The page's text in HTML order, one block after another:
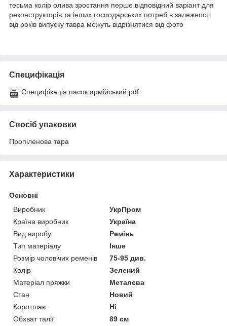
тесьма колір олива зростання перше відповідний варіант для
реконструкторів та інших господарських потреб в залежності
від років випуску тавра можуть відрізнятися від фото
Специфікація
Специфікація пасок армійський.pdf
Спосіб упаковки
Пропіленова тара
Характеристики
Основні
Виробник
УкрПром
Країна виробник
Україна
Вид виробу
Ремінь
Тип матеріалу
Інше
Розмір чоловічих ременів
75-95 див.
Колір
Зелений
Матеріал пряжки
Металева
Стан
Новий
Коротшає
Ні
Обхват талії
89 см